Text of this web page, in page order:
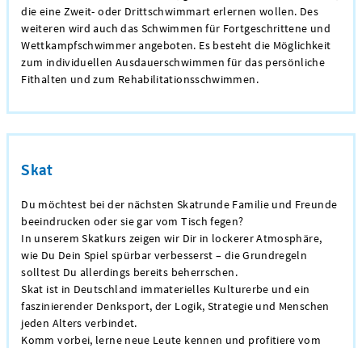
die eine Zweit- oder Drittschwimmart erlernen wollen. Des
weiteren wird auch das Schwimmen für Fortgeschrittene und
Wettkampfschwimmer angeboten. Es besteht die Möglichkeit
zum individuellen Ausdauerschwimmen für das persönliche
Fithalten und zum Rehabilitationsschwimmen.
Skat
Du möchtest bei der nächsten Skatrunde Familie und Freunde
beeindrucken oder sie gar vom Tisch fegen?
In unserem Skatkurs zeigen wir Dir in lockerer Atmosphäre,
wie Du Dein Spiel spürbar verbesserst – die Grundregeln
solltest Du allerdings bereits beherrschen.
Skat ist in Deutschland immaterielles Kulturerbe und ein
faszinierender Denksport, der Logik, Strategie und Menschen
jeden Alters verbindet.
Komm vorbei, lerne neue Leute kennen und profitiere vom